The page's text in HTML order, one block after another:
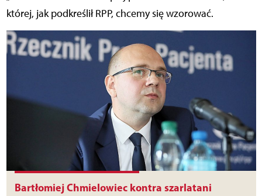
której, jak podkreślił RPP, chcemy się wzorować.
Bartłomiej Chmielowiec kontra szarlatani